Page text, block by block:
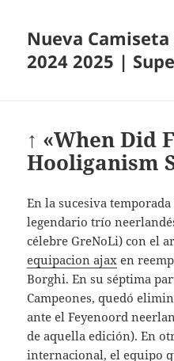
Nueva
2024 2025 |
↑ «When Did
Hooliganism
En la sucesiva
legendario trío
célebre GreNoLi) con el
equipacion ajax en
Borghi. En su séptima
Campeones, quedó
ante el Feyenoord
de aquella edición). En
internacional, el equipo